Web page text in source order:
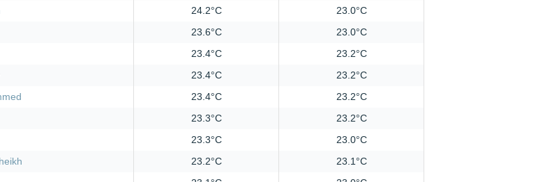
24.2°C
23.0°C
23.6°C
23.0°C
23.4°C
23.2°C
23.4°C
23.2°C
23.4°C
23.2°C
23.3°C
23.2°C
23.3°C
23.0°C
23.2°C
23.1°C